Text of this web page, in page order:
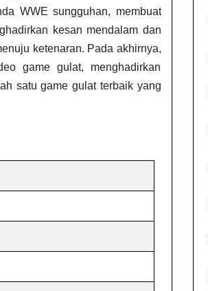
WWE sungguhan, membuat
kesan mendalam dan
ketenaran. Pada akhirnya,
game gulat, menghadirkan
satu game gulat terbaik yang